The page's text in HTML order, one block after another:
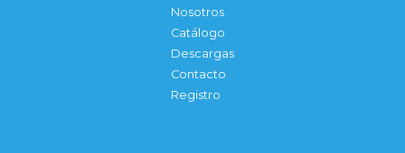
Nosotros
Catálogo
Descargas
Contacto
Registro